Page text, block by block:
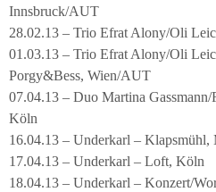
Innsbruck/AUT
28.02.13 – Trio Efrat Alony/Oli
01.03.13 – Trio Efrat Alony/Oli
Porgy&Bess, Wien/AUT
07.04.13 – Duo Martina
Köln
16.04.13 – Underkarl – Klapsmühl,
17.04.13 – Underkarl – Loft, Köln
18.04.13 – Underkarl – Konzert/